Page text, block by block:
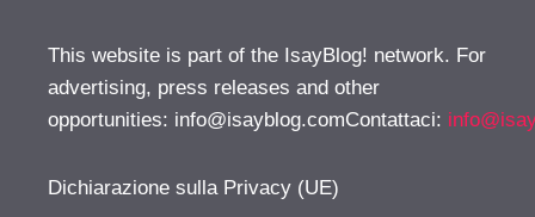
This website is part of the IsayBlog! network. For
advertising, press releases and other
opportunities: info@isayblog.comContattaci:
Dichiarazione sulla Privacy (UE)